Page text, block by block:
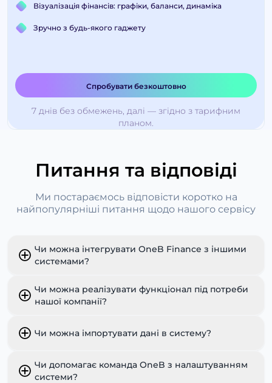
Візуалізація фінансів: графіки, баланси, динаміка
Зручно з будь-якого гаджету
Спробувати безкоштовно
7 днів без обмежень, далі — згідно з тарифним
планом.
Питання та відповіді
Ми постараємось відповісти коротко на
найпопулярніші питання щодо нашого сервісу
Чи можна інтегрувати OneB Finance з іншими
системами?
Чи можна реалізувати функціонал під потреби
нашої компанії?
Чи можна імпортувати дані в систему?
Чи допомагає команда OneB з налаштуванням
системи?